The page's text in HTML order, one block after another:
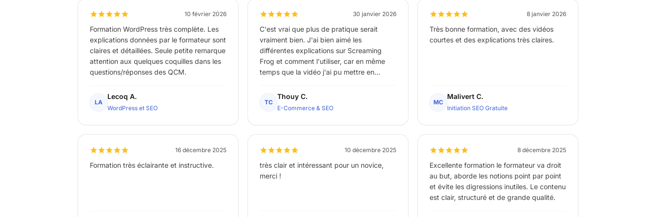
10 février 2026
Formation WordPress très complète. Les
explications données par le formateur sont
claires et détaillées. Seule petite remarque
attention aux quelques coquilles dans les
questions/réponses des QCM.
LA
Lecoq A.
WordPress et SEO
30 janvier 2026
C'est vrai que plus de pratique serait
vraiment bien. J'ai bien aimé les
différentes explications sur Screaming
Frog et comment l'utiliser, car en même
temps que la vidéo j'ai pu mettre en
TC
Thouy C.
E-Commerce & SEO
8 janvier 2026
Très bonne formation, avec des vidéos
courtes et des explications très claires.
MC
Malivert C.
Initiation SEO Gratuite
16 décembre 2025
Formation très éclairante et instructive.
10 décembre 2025
très clair et intéressant pour un novice,
merci !
8 décembre 2025
Excellente formation le formateur va droit
au but, aborde les notions point par point
et évite les digressions inutiles. Le contenu
est clair, structuré et de grande qualité.